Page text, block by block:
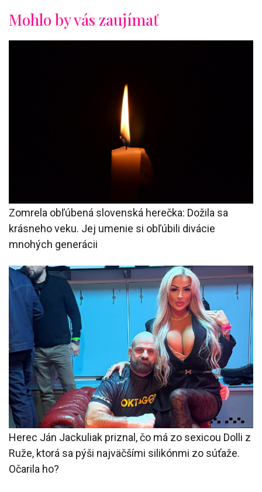
Mohlo by vás zaujímať
Zomrela obľúbená slovenská herečka: Dožila sa
krásneho veku. Jej umenie si obľúbili divácie
mnohých generácii
Herec Ján Jackuliak priznal, čo má zo sexicou Dolli z
Ruže, ktorá sa pýši najväčšími silikónmi zo súťaže.
Očarila ho?